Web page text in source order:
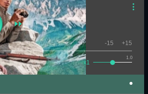
1.0
x1
-15 +15